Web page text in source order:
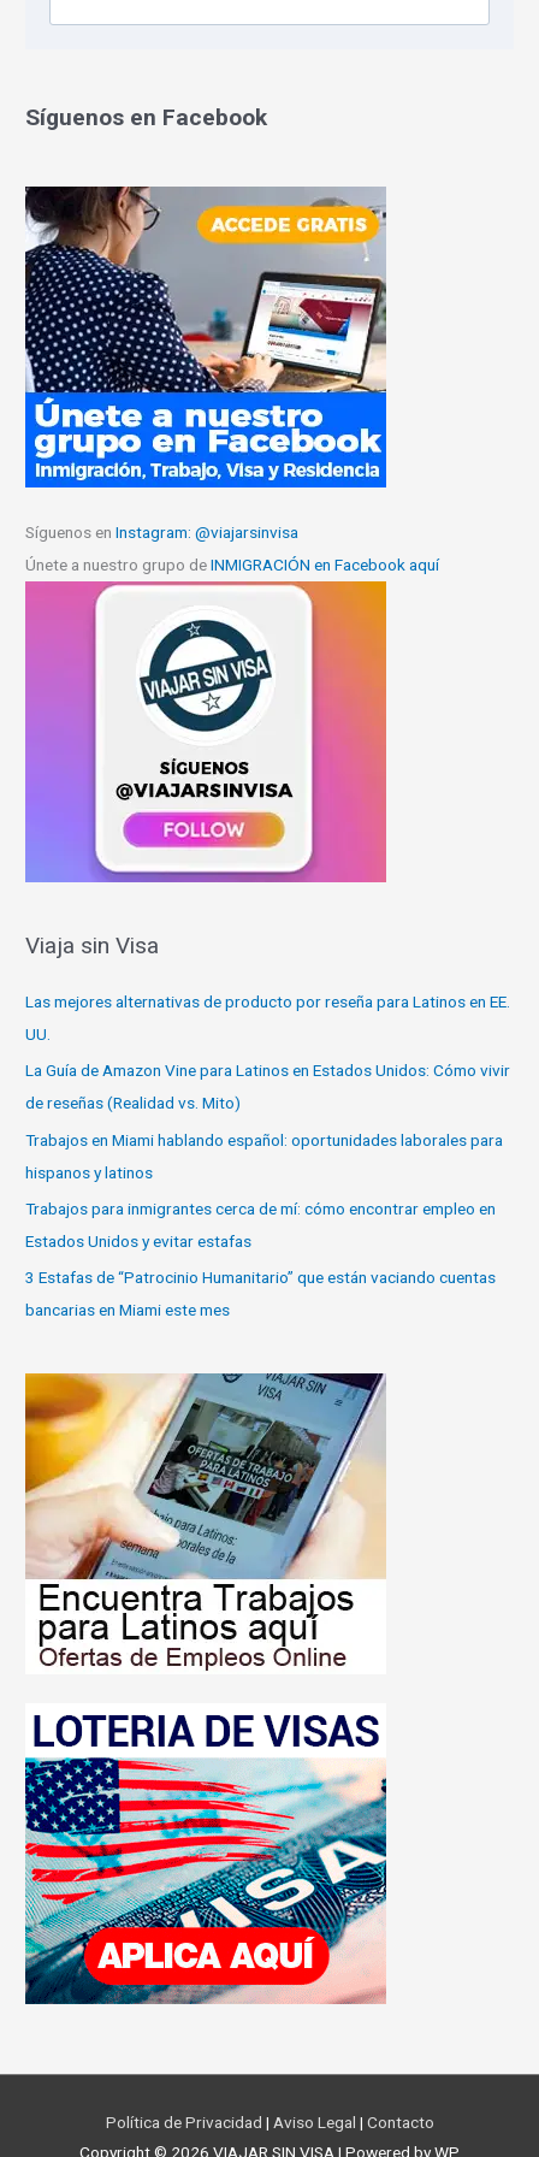
Síguenos en Facebook
Síguenos enInstagram: @viajarsinvisa
Únete a nuestro grupo deINMIGRACIÓN en Facebook aquí
Viaja sin Visa
Las mejores alternativas de producto por reseña para Latinos en EE.
UU.
La Guía de Amazon Vine para Latinos en Estados Unidos: Cómo vivir
de reseñas (Realidad vs. Mito)
Trabajos en Miami hablando español: oportunidades laborales para
hispanos y latinos
Trabajos para inmigrantes cerca de mí: cómo encontrar empleo en
Estados Unidos y evitar estafas
3 Estafas de “Patrocinio Humanitario” que están vaciando cuentas
bancarias en Miami este mes
Política de Privacidad | Aviso Legal | Contacto
Copyright © 2026 VIAJAR SIN VISA | Powered by WP